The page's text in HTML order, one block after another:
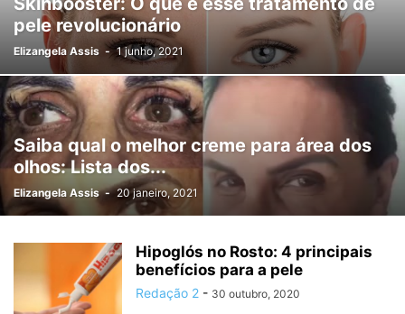
pele revolucionário
Elizangela Assis - 1 junho, 2021
Saiba qual o melhor creme para área dos
olhos: Lista dos...
Elizangela Assis - 20 janeiro, 2021
Hipoglós no Rosto: 4 principais
benefícios para a pele
Redação 2 - 30 outubro, 2020